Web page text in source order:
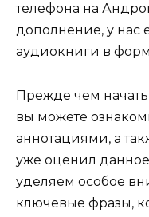
телефона на
дополнение, у нас
аудиокниги в
Прежде чем начать
вы можете
аннотациями, а
уже оценил
уделяем особое
ключевые фразы,